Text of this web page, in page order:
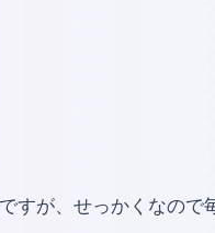
すが、せっかくなの